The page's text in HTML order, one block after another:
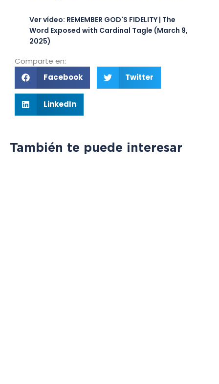
Ver vídeo: REMEMBER GOD'S FIDELITY | The
Word Exposed with Cardinal Tagle (March 9,
2025)
Comparte en:
Facebook
Twitter
LinkedIn
También te puede interesar